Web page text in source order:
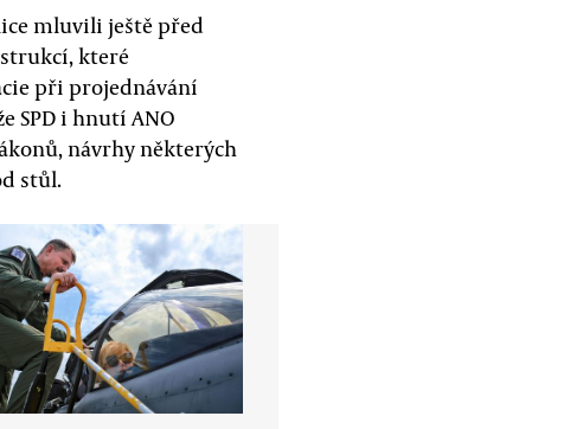
mluvili ještě před
které
při projednávání
SPD i hnutí ANO
návrhy některých
stůl.